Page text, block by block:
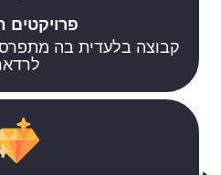
פרויקטים
קבוצה בלעדית בה